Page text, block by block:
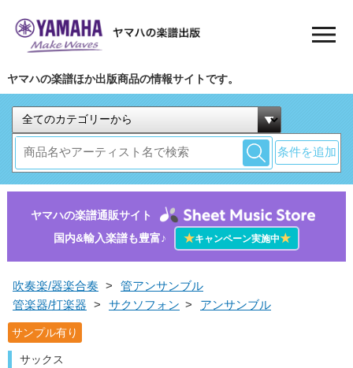
ヤマハの楽譜ほか出版商品の情報サイトです。
条件を追加
ヤマハの楽譜通販サイト
国内&輸入楽譜も豊富♪
★キャンペーン実施中★
吹奏楽/器楽合奏 >
管アンサンブル
管楽器/打楽器 > サクソフォン > アンサンブル
サンプル有り
サックス